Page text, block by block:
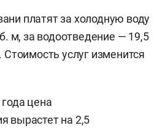
платят за холодную воду
м, за водоотведение — 19,5
Стоимость услуг изменится
цена
вырастет на 2,5